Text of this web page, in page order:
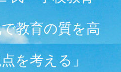
教育の質を高
を考える」